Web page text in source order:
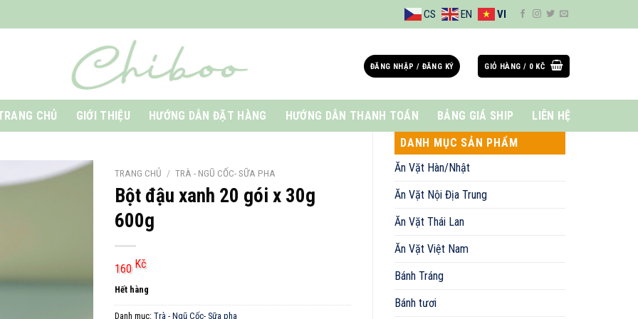
CS EN VI
ĐĂNG NHẬP / ĐĂNG KÝ GIỎ HÀNG / 0 KČ
CHỦ GIỚI THIỆU HƯỚNG DẪN ĐẶT HÀNG HƯỚNG DẪN THANH TOÁN BẢNG GIÁ SHIP
LIÊN HỆ
DANH MỤC SẢN PHẨM
Ăn Vặt Hàn/Nhật
Ăn Vặt Nội Địa Trung
Ăn Vặt Thái Lan
Ăn Vặt Việt Nam
Bánh Tráng
Bánh tươi
TRANG CHỦ / TRÀ - NGŨ CỐC- SỮA PHA
Bột đậu xanh 20 gói x 30g
600g
160 Kč
Hết hàng
Danh mục: Trà - Ngũ Cốc- Sữa pha